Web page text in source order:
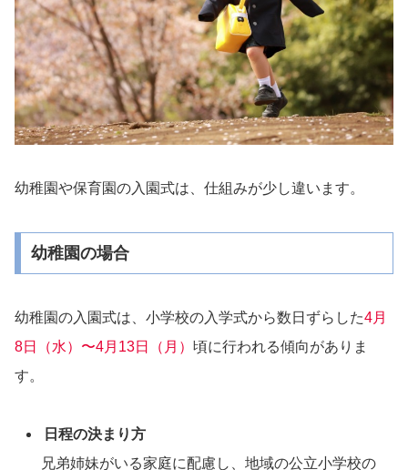
幼稚園や保育園の入園式は、仕組みが少し違います。
幼稚園の場合
幼稚園の入園式は、小学校の入学式から数日ずらした4月
8日（水）〜4月13日（月） 頃に行われる傾向がありま
す。
日程の決まり方
兄弟姉妹がいる家庭に配慮し、地域の公立小学校の